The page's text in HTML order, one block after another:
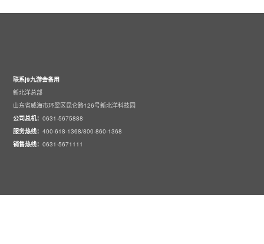
联系j9九游会备用
新北洋总部
山东省威海市环翠区昆仑路126号新北洋科技园
公司总机：0631-5675888
服务热线：400-618-1368/800-860-1368
销售热线：0631-5671111